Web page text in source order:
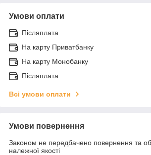
Умови оплати
Післяплата
На карту Приватбанку
На карту Монобанку
Післяплата
Всі умови оплати
Умови повернення
Законом не передбачено повернення та
належної якості